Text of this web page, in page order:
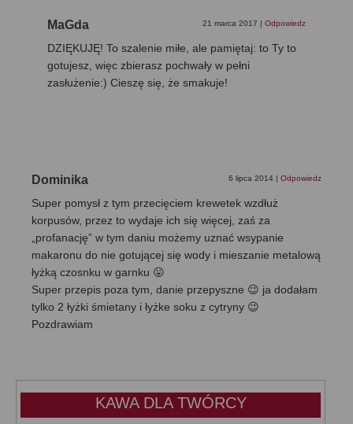
MaGda 21 marca 2017 Odpowiedz
DZIĘKUJĘ! To szalenie miłe, ale pamiętaj: to Ty to
gotujesz, więc zbierasz pochwały w pełni
zasłużenie:) Cieszę się, że smakuje!
Dominika 6 lipca 2014 Odpowiedz
Super pomysł z tym przecięciem krewetek wzdłuż
korpusów, przez to wydaje ich się więcej, zaś za
„profanację” w tym daniu możemy uznać wsypanie
makaronu do nie gotującej się wody i mieszanie metalową
łyżką czosnku w garnku 😛
Super przepis poza tym, danie przepyszne 😉 ja dodałam
tylko 2 łyżki śmietany i łyżke soku z cytryny 😉
Pozdrawiam
KAWA DLA TWÓRCY